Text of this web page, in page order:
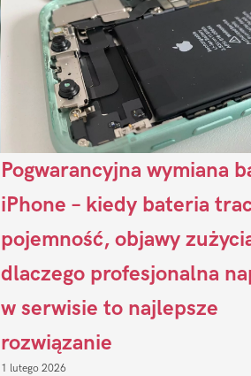
Pogwarancyjna wymiana
iPhone – kiedy bateria
pojemność, objawy
dlaczego profesjonalna
w serwisie to najlepsze
rozwiązanie
1 lutego 2026